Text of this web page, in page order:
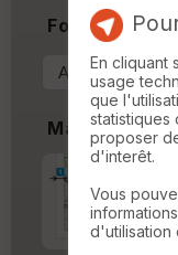
Format &
Marges
En cliquant
usage
que
statistiques
proposer
d'interêt.
Vous
d'utilisation